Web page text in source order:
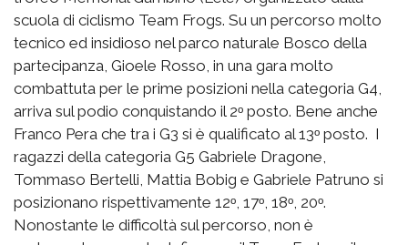
scuola di ciclismo Team Frogs. Su un percorso molto
tecnico ed insidioso nel parco naturale Bosco della
partecipanza, Gioele Rosso, in una gara molto
combattuta per le prime posizioni nella categoria G4,
arriva sul podio conquistando il 2ᵒ posto. Bene anche
Franco Pera che tra i G3 si è qualificato al 13ᵒ posto. I
ragazzi della categoria G5 Gabriele Dragone,
Tommaso Bertelli, Mattia Bobig e Gabriele Patruno si
posizionano rispettivamente 12ᵒ, 17ᵒ, 18ᵒ, 20ᵒ.
Nonostante le difficoltà sul percorso, non è